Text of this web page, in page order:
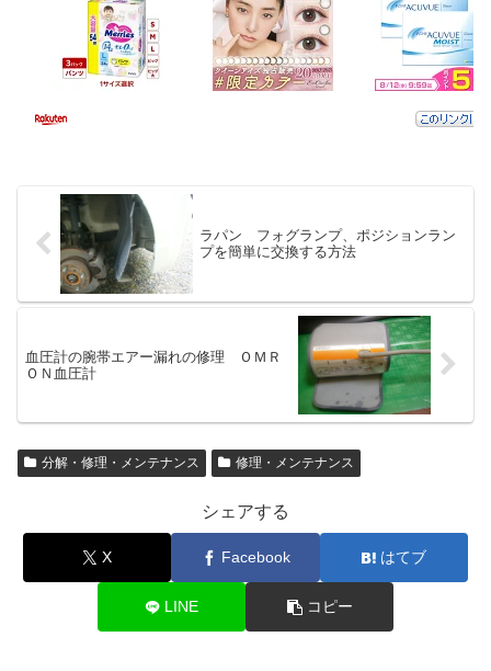
ラパン フォグランプ、ポジションラン
プを簡単に交換する方法
血圧計の腕帯エアー漏れの修理 ＯＭＲ
ＯＮ血圧計
分解・修理・メンテナンス 修理・メンテナンス
シェアする
X Facebook はてブ
LINE コピー